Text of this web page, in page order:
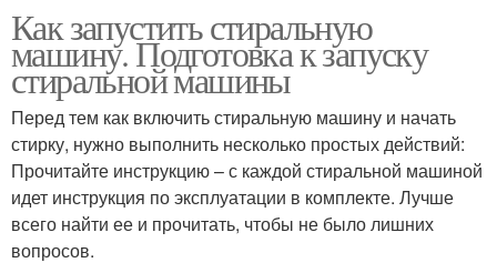
Как запустить стиральную
машину. Подготовка к запуску
стиральной машины
Перед тем как включить стиральную машину и начать
стирку, нужно выполнить несколько простых действий:
Прочитайте инструкцию – с каждой стиральной машиной
идет инструкция по эксплуатации в комплекте. Лучше
всего найти ее и прочитать, чтобы не было лишних
вопросов.